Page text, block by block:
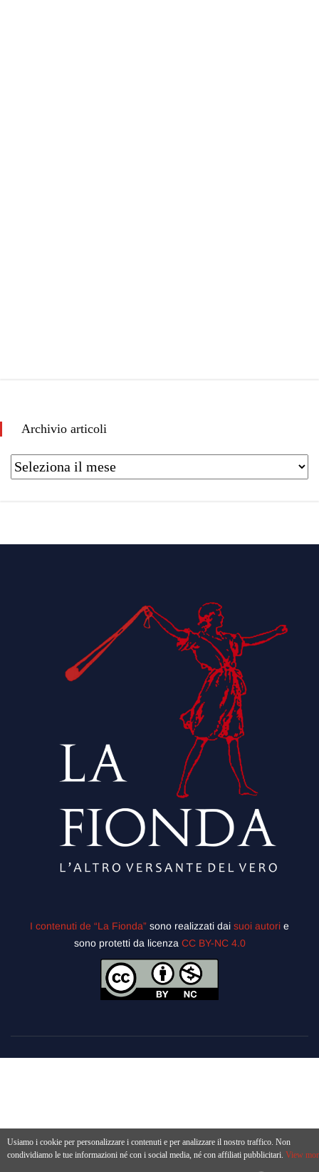
Archivio articoli
I contenuti de “La Fionda” sono realizzati dai suoi autori e
sono protetti da licenza CC BY-NC 4.0
Usiamo i cookie per personalizzare i contenuti e per analizzare il nostro traffico. Non
condividiamo le tue informazioni né con i social media, né con affiliati pubblicitari. View